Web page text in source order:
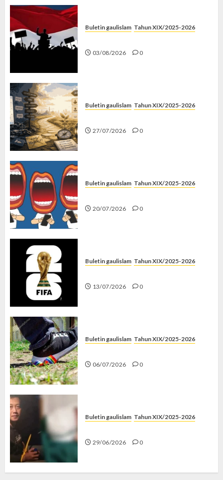
Buletin gaulislam Tahun XIX/2025-2026
03/08/2026 0
Buletin gaulislam Tahun XIX/2025-2026
27/07/2026 0
Buletin gaulislam Tahun XIX/2025-2026
20/07/2026 0
Buletin gaulislam Tahun XIX/2025-2026
13/07/2026 0
Buletin gaulislam Tahun XIX/2025-2026
06/07/2026 0
Buletin gaulislam Tahun XIX/2025-2026
29/06/2026 0